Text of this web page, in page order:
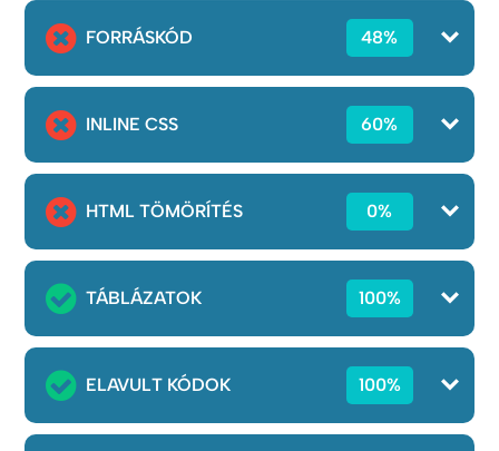
FORRÁSKÓD 48%
INLINE CSS 60%
HTML TÖMÖRÍTÉS 0%
TÁBLÁZATOK 100%
ELAVULT KÓDOK 100%